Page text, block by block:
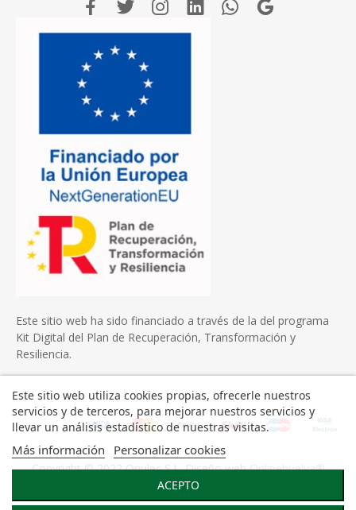
Este sitio web ha sido financiado a través de la del programa
Kit Digital del Plan de Recuperación, Transformación y
Resiliencia.
Copyright © 2022 Onulec S.L. Diseño webOnlinehuelva®
Este sitio web utiliza cookies propias, ofrecerle nuestros
servicios y de terceros, para mejorar nuestros servicios y
llevar un análisis estadístico de nuestras visitas.
Más información Personalizar cookies
ACEPTO